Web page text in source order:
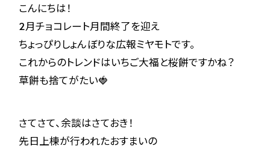
こんにちは！
2月チョコレート月間終了を迎え
ちょっぴりしょんぼりな広報ミヤモトです。
これからのトレンドはいちご大福と桜餅ですかね？
草餅も捨てがたい🍓
さてさて、余談はさておき！
先日上棟が行われたおすまいの